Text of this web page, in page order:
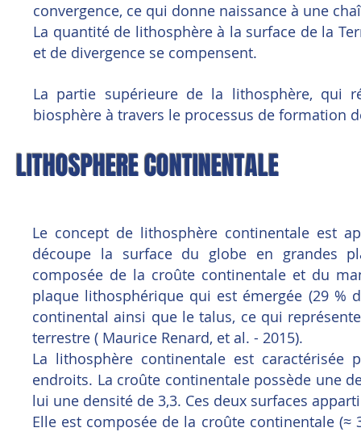
convergence, ce qui donne naissance à une
La quantité de lithosphère à la surface de la
et de divergence se compensent.
La partie supérieure de la lithosphère, qui
biosphère à travers le processus de formation
LITHOSPHERE CONTINENTALE
Le concept de lithosphère continentale est
découpe la surface du globe en grandes
composée de la croûte continentale et du
plaque lithosphérique qui est émergée (29
continental ainsi que le talus, ce qui
terrestre ( Maurice Renard, et al. - 2015).
La lithosphère continentale est
endroits. La croûte continentale possède une
lui une densité de 3,3. Ces deux surfaces
Elle est composée de la croûte continentale